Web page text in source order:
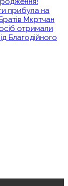
прибула на
Мкртчан
отримали
Благодійного